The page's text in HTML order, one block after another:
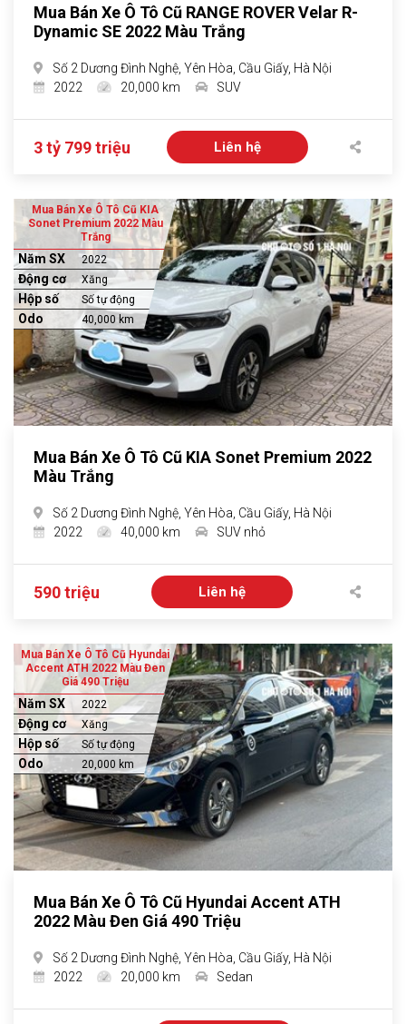
Mua Bán Xe Ô Tô Cũ RANGE ROVER Velar R-
Dynamic SE 2022 Màu Trắng
Số 2 Dương Đình Nghệ, Yên Hòa, Cầu Giấy, Hà Nội
2022
20,000 km SUV
3 tỷ 799 triệu Liên hệ
Mua Bán Xe Ô Tô Cũ KIA
Sonet Premium 2022 Màu
Trắng
Năm SX 2022
Động cơ Xăng
Hộp số Số tự động
Odo 40,000 km
Mua Bán Xe Ô Tô Cũ KIA Sonet Premium 2022
Màu Trắng
Số 2 Dương Đình Nghệ, Yên Hòa, Cầu Giấy, Hà Nội
2022
40,000 km SUV nhỏ
590 triệu Liên hệ
Mua Bán Xe Ô Tô Cũ Hyundai
Accent ATH 2022 Màu Đen
Giá 490 Triệu
Năm SX 2022
Động cơ Xăng
Hộp số Số tự động
Odo 20,000 km
Mua Bán Xe Ô Tô Cũ Hyundai Accent ATH
2022 Màu Đen Giá 490 Triệu
Số 2 Dương Đình Nghệ, Yên Hòa, Cầu Giấy, Hà Nội
2022
20,000 km Sedan